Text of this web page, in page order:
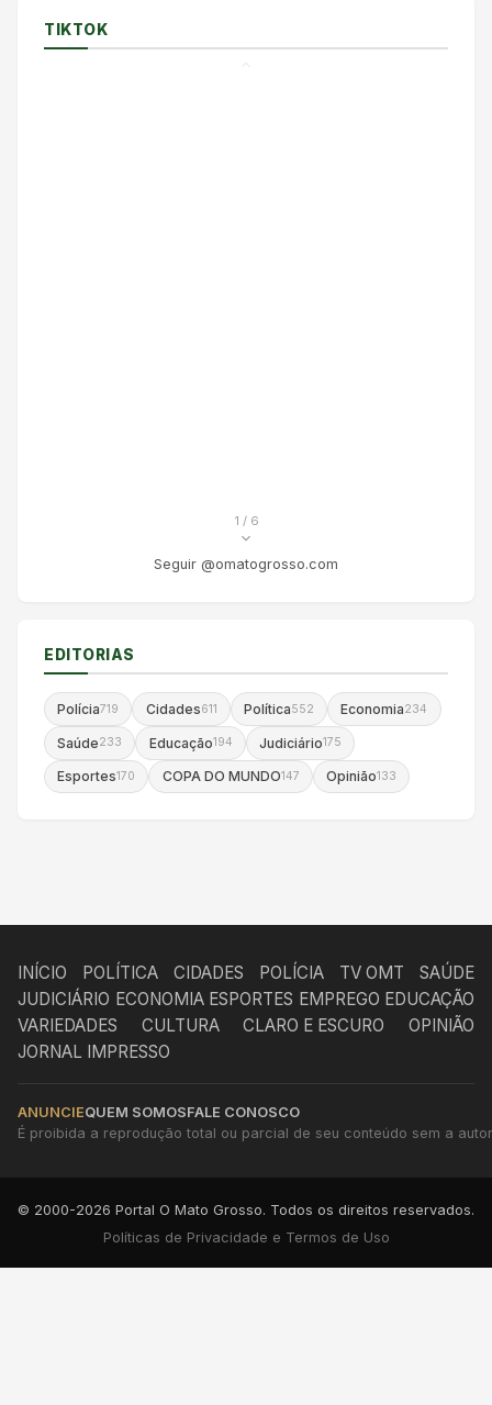
TIKTOK
1 / 6
Seguir @omatogrosso.com
EDITORIAS
Polícia719 Cidades611 Política552 Economia234
Saúde233 Educação194 Judiciário175
Esportes170 COPA DO MUNDO147 Opinião133
INÍCIO POLÍTICA CIDADES POLÍCIA TV OMT
SAÚDE
JUDICIÁRIO ECONOMIA ESPORTES EMPREGO EDUCAÇÃO
VARIEDADES
CULTURA CLARO E ESCURO
OPINIÃO
JORNAL IMPRESSO
ANUNCIEQUEM SOMOSFALE CONOSCO
É proibida a reprodução total ou parcial de seu conteúdo sem a
© 2000-2026 Portal O Mato Grosso. Todos os direitos reservados.
Políticas de Privacidade e Termos de Uso